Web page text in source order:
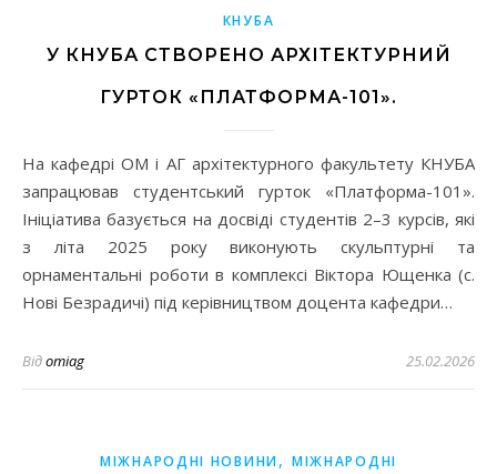
КНУБА
У КНУБА СТВОРЕНО АРХІТЕКТУРНИЙ
ГУРТОК «ПЛАТФОРМА-101».
На кафедрі ОМ і АГ архітектурного факультету КНУБА
запрацював студентський гурток «Платформа-101».
Ініціатива базується на досвіді студентів 2–3 курсів, які
з літа 2025 року виконують скульптурні та
орнаментальні роботи в комплексі Віктора Ющенка (с.
Нові Безрадичі) під керівництвом доцента кафедри…
Відomiag 25.02.2026
МІЖНАРОДНІ НОВИНИ, МІЖНАРОДНІ